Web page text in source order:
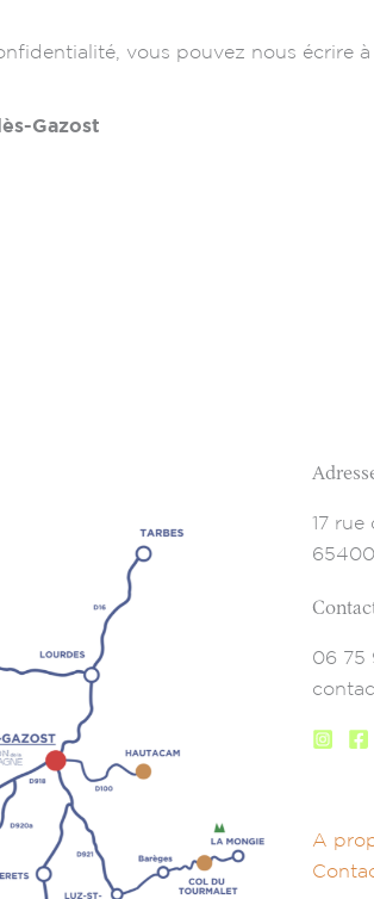
vous pouvez nous écrire à
Gazost
17 rue
06 75
A